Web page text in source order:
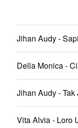
Jihan Audy -
Della Monica -
Jihan Audy - Tak
Vita Alvia - Loro